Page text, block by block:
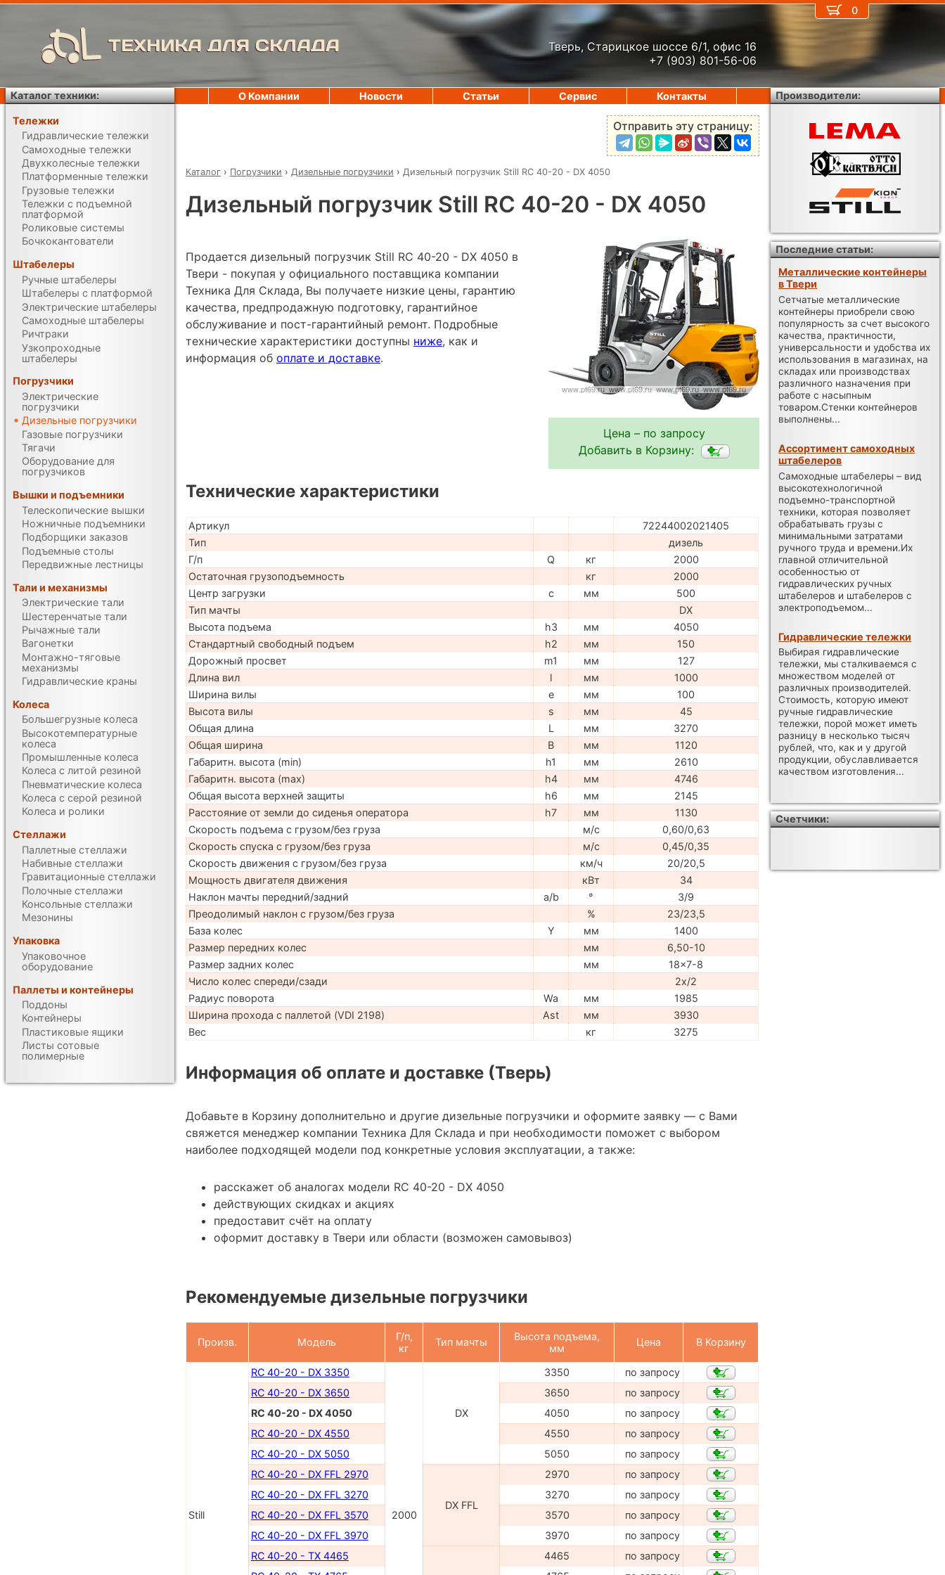
ТЕХНИКА ДЛЯ СКЛАДА
Тверь, Старицкое шоссе 6/1, офис 16
+7 (903) 801-56-06
Отправить эту страницу:
Каталог › Погрузчики › Дизельные погрузчики › Дизельный погрузчик Still RC 40-20 - DX 4050
Дизельный погрузчик Still RC 40-20 - DX 4050
Цена – по запросу
Добавить в Корзину:
Продается дизельный погрузчик Still RC 40-20 - DX 4050 в
Твери - покупая у официального поставщика компании
Техника Для Склада, Вы получаете низкие цены, гарантию
качества, предпродажную подготовку, гарантийное
обслуживание и пост-гарантийный ремонт. Подробные
технические характеристики доступны ниже, как и
информация об оплате и доставке.
Технические характеристики
Артикул
72244002021405
Тип
дизель
Г/п
Q кг
2000
Остаточная грузоподъемность
кг
2000
Центр загрузки
c мм
500
Тип мачты
DX
Высота подъема
h3 мм
4050
Стандартный свободный подъем
h2 мм
150
Дорожный просвет
m1 мм
127
Длина вил
l мм
1000
Ширина вилы
e мм
100
Высота вилы
s мм
45
Общая длина
L мм
3270
Общая ширина
B мм
1120
Габаритн. высота (min)
h1 мм
2610
Габаритн. высота (max)
h4 мм
4746
Общая высота верхней защиты
h6 мм
2145
Расстояние от земли до сиденья оператора
h7 мм
1130
Скорость подъема с грузом/без груза
м/с
0,60/0,63
Скорость спуска с грузом/без груза
м/с
0,45/0,35
Скорость движения с грузом/без груза
км/ч
20/20,5
Мощность двигателя движения
кВт
34
Наклон мачты передний/задний
a/b °
3/9
Преодолимый наклон с грузом/без груза
%
23/23,5
База колес
Y мм
1400
Размер передних колес
мм
6,50-10
Размер задних колес
мм
18x7-8
Число колес спереди/сзади
2x/2
Радиус поворота
Wa мм
1985
Ширина прохода с паллетой (VDI 2198)
Ast мм
3930
Вес
кг 3275
Информация об оплате и доставке (Тверь)
Добавьте в Корзину дополнительно и другие дизельные погрузчики и оформите заявку — с Вами
свяжется менеджер компании Техника Для Склада и при необходимости поможет с выбором
наиболее подходящей модели под конкретные условия эксплуатации, а также:
расскажет об аналогах модели RC 40-20 - DX 4050
действующих скидках и акциях
предоставит счёт на оплату
оформит доставку в Твери или области (возможен самовывоз)
Рекомендуемые дизельные погрузчики
Произв. Модель
Г/п,
кг
Тип мачты
Высота подъема,
мм
Цена В Корзину
Still
RC 40-20 - DX 3350
2000
DX
3350
по запросу
RC 40-20 - DX 3650
3650
по запросу
RC 40-20 - DX 4050
4050
по запросу
RC 40-20 - DX 4550
4550
по запросу
RC 40-20 - DX 5050
5050
по запросу
RC 40-20 - DX FFL 2970
DX FFL
2970
по запросу
RC 40-20 - DX FFL 3270
3270
по запросу
RC 40-20 - DX FFL 3570
3570
по запросу
RC 40-20 - DX FFL 3970
3970
по запросу
RC 40-20 - TX 4465
4465
по запросу
0
О Компании Новости Статьи Сервис Контакты
Каталог техники:
Тележки
Гидравлические тележки
Самоходные тележки
Двухколесные тележки
Платформенные тележки
Грузовые тележки
Тележки с подъемной
платформой
Роликовые системы
Бочкокантователи
Штабелеры
Ручные штабелеры
Штабелеры с платформой
Электрические штабелеры
Самоходные штабелеры
Ричтраки
Узкопроходные
штабелеры
Погрузчики
Электрические
погрузчики
Дизельные погрузчики
Газовые погрузчики
Тягачи
Оборудование для
погрузчиков
Вышки и подъемники
Телескопические вышки
Ножничные подъемники
Подборщики заказов
Подъемные столы
Передвижные лестницы
Тали и механизмы
Электрические тали
Шестеренчатые тали
Рычажные тали
Вагонетки
Монтажно-тяговые
механизмы
Гидравлические краны
Колеса
Большегрузные колеса
Высокотемпературные
колеса
Промышленные колеса
Колеса с литой резиной
Пневматические колеса
Колеса с серой резиной
Колеса и ролики
Стеллажи
Паллетные стеллажи
Набивные стеллажи
Гравитационные стеллажи
Полочные стеллажи
Консольные стеллажи
Мезонины
Упаковка
Упаковочное
оборудование
Паллеты и контейнеры
Поддоны
Контейнеры
Пластиковые ящики
Листы сотовые
полимерные
Производители:
Последние статьи:
Металлические контейнеры
в Твери
Сетчатые металлические
контейнеры приобрели свою
популярность за счет высокого
качества, практичности,
универсальности и удобства их
использования в магазинах, на
складах или производствах
различного назначения при
работе с насыпным
товаром.Стенки контейнеров
выполнены...
Ассортимент самоходных
штабелеров
Самоходные штабелеры – вид
высокотехнологичной
подъемно-транспортной
техники, которая позволяет
обрабатывать грузы с
минимальными затратами
ручного труда и времени.Их
главной отличительной
особенностью от
гидравлических ручных
штабелеров и штабелеров с
электроподъемом...
Гидравлические тележки
Выбирая гидравлические
тележки, мы сталкиваемся с
множеством моделей от
различных производителей.
Стоимость, которую имеют
ручные гидравлические
тележки, порой может иметь
разницу в несколько тысяч
рублей, что, как и у другой
продукции, обуславливается
качеством изготовления...
Счетчики: